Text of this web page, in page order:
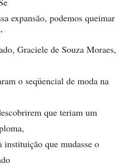
expansão, podemos queimar
Graciele de Souza Moraes,
o seqüencial de moda na
que teriam um
instituição que mudasse o